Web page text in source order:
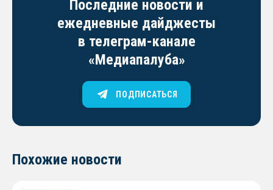
Последние новости и
ежедневные дайджесты
в телеграм-канале
«Медиапалуба»
ПОДПИСАТЬСЯ
Похожие новости